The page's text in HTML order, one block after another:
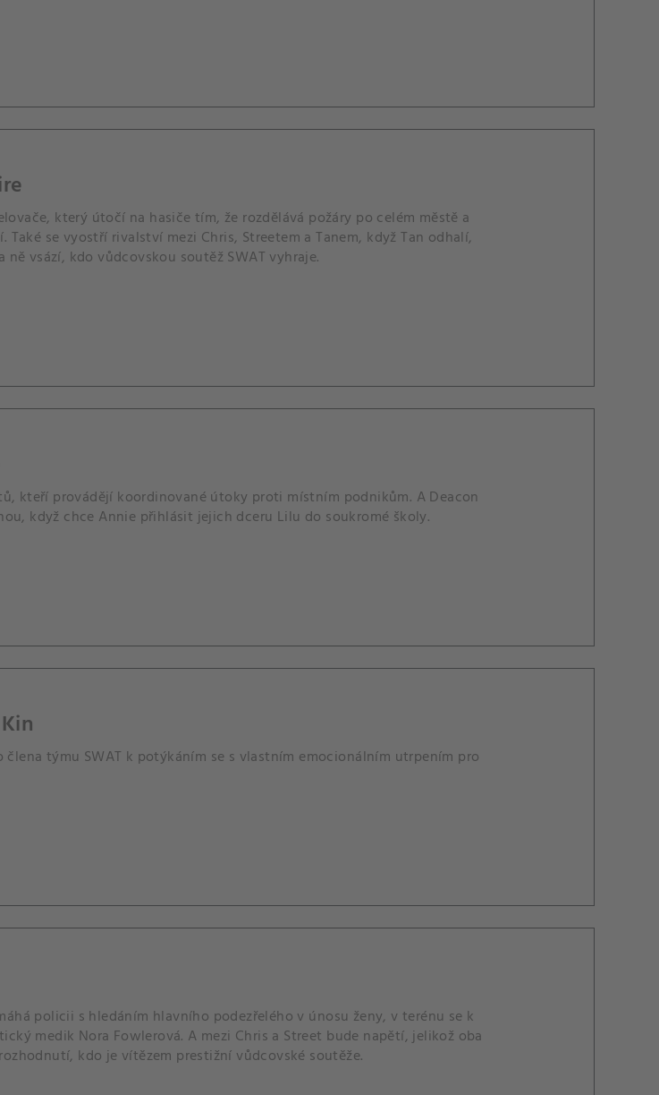
který útočí na hasiče tím, že rozdělává požáry po celém městě a
se vyostří rivalství mezi Chris, Streetem a Tanem, když Tan odhalí,
vsází, kdo vůdcovskou soutěž SWAT vyhraje.
kteří provádějí koordinované útoky proti místním podnikům. A Deacon
když chce Annie přihlásit jejich dceru Lilu do soukromé školy.
člena týmu SWAT k potýkáním se s vlastním emocionálním utrpením pro
policii s hledáním hlavního podezřelého v únosu ženy, v terénu se k
medik Nora Fowlerová. A mezi Chris a Street bude napětí, jelikož oba
kdo je vítězem prestižní vůdcovské soutěže.